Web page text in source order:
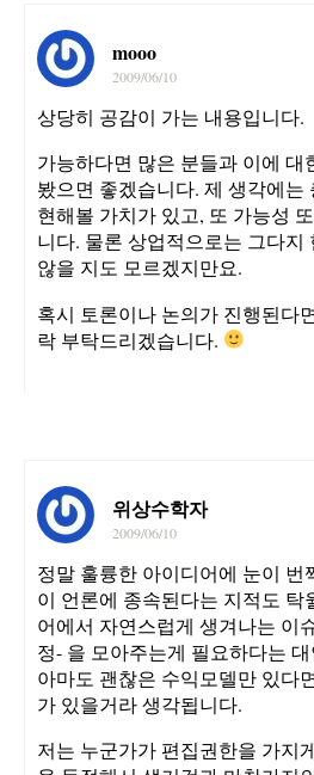
mooo
2009/06/10
상당히 공감이 가는 내용입니다.
가능하다면 많은 분들과 이에 대
봤으면 좋겠습니다. 제 생각에는
현해볼 가치가 있고, 또 가능성
니다. 물론 상업적으로는 그다지
않을 지도 모르겠지만요.
혹시 토론이나 논의가 진행된다
락 부탁드리겠습니다.
위상수학자
2009/06/10
정말 훌륭한 아이디어에 눈이 번
이 언론에 종속된다는 지적도 탁
어에서 자연스럽게 생겨나는 이
정- 을 모아주는게 필요하다는
아마도 괜찮은 수익모델만 있다
가 있을거라 생각됩니다.
저는 누군가가 편집권한을 가지